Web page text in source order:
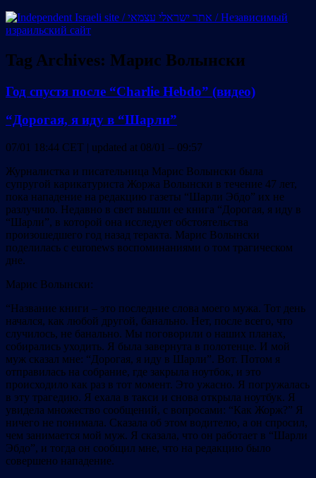
Tag Archives: Марис Волынски
Год спустя после “Charlie Hebdо” (видео)
“Дорогая, я иду в “Шарли”
07/01 18:44 CET | updated at 08/01 – 09:57
Журналистка и писательница Марис Волынски была
супругой карикатуриста Жоржа Волынски в течение 47 лет,
пока нападение на редакцию газеты “Шарли Эбдо” их не
разлучило. Недавно в свет вышли ее книга “Дорогая, я иду в
“Шарли”, в которой она исследует обстоятельства
произошедшего год назад теракта. Марис Волынски
поделилась с euronews воспоминаниями о том трагическом
дне.
Марис Волынски:
“Название книги – это последние слова моего мужа. Тот день
начался, как любой другой, банально. Нет, после всего, что
случилось, не банально. Мы поговорили о наших планах,
собирались уходить. Я была завернута в полотенце. И мой
муж сказал мне: “Дорогая, я иду в Шарли”. Вот. Потом я
отправилась на собрание, где закрыла ноутбок, и это
происходило как раз в тот момент. Это ужасно. Я погружалась
в эту трагедию. Я ехала в такси и снова открыла ноутбук. Я
увидела множество сообщений, с вопросами: “Как Жорж?” Я
ничего не понимала. Сказала об этом водителю, а он спросил,
чем занимается мой муж. Я сказала, что он работает в “Шарли
Эбдо”, и тогда он сообщил мне, что на редакцию было
совершено нападение.